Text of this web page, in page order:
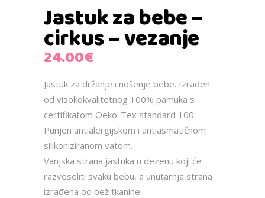
Jastuk za bebe –
cirkus – vezanje
24.00€
Jastuk za držanje i nošenje bebe. Izrađen
od visokokvalitetnog 100% pamuka s
certifikatom Oeko-Tex standard 100.
Punjen antialergijskom i antiasmatičnom
silikoniziranom vatom.
Vanjska strana jastuka u dezenu koji će
razveseliti svaku bebu, a unutarnja strana
izrađena od bež tkanine.